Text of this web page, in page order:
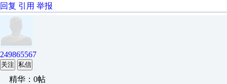
回复 引用 举报
249865567
关注 私信
精华：0帖